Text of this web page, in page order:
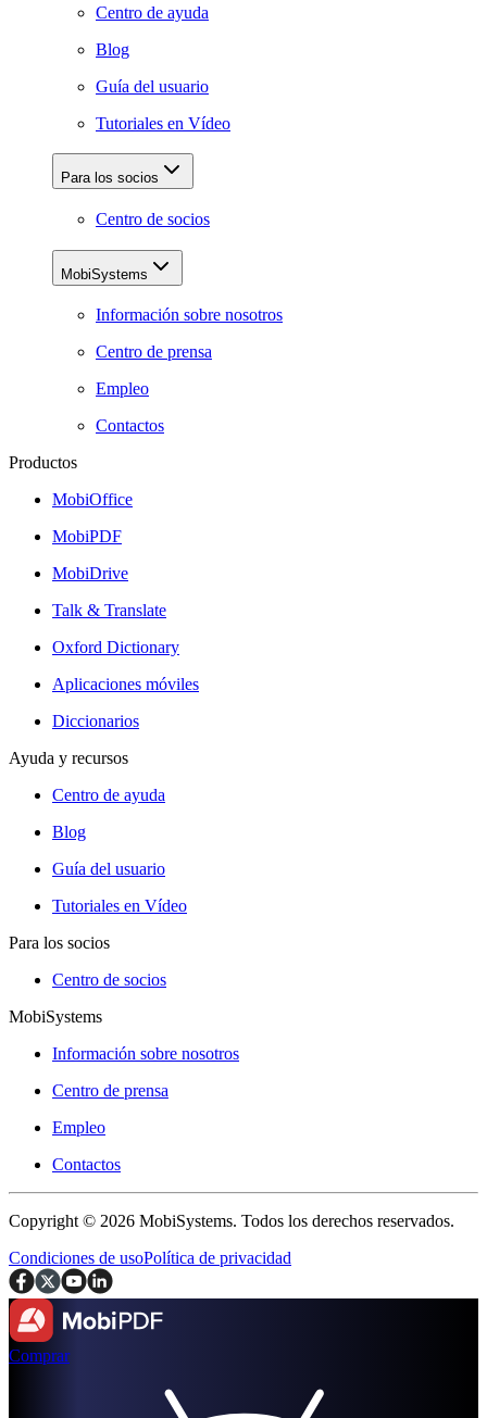
Centro de ayuda
Blog
Guía del usuario
Tutoriales en Vídeo
Para los socios
Centro de socios
MobiSystems
Información sobre nosotros
Centro de prensa
Empleo
Contactos
Productos
MobiOffice
MobiPDF
MobiDrive
Talk & Translate
Oxford Dictionary
Aplicaciones móviles
Diccionarios
Ayuda y recursos
Centro de ayuda
Blog
Guía del usuario
Tutoriales en Vídeo
Para los socios
Centro de socios
MobiSystems
Información sobre nosotros
Centro de prensa
Empleo
Contactos
Copyright © 2026 MobiSystems. Todos los derechos reservados.
Condiciones de usoPolítica de privacidad
Comprar